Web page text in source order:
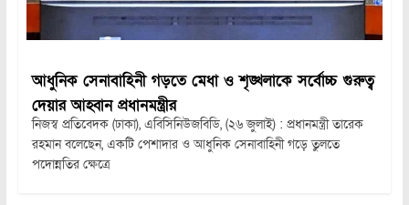
আধুনিক সেনাবাহিনী গড়তে মেধা ও শৃঙ্খলাকে সর্বোচ্চ গুরুত্ব
দেয়ার আহ্বান প্রধানমন্ত্রীর
নিজস্ব প্রতিবেদক (ঢাকা), এবিসিনিউজবিডি, (২৬ জুলাই) : প্রধানমন্ত্রী তারেক
রহমান বলেছেন, একটি পেশাদার ও আধুনিক সেনাবাহিনী গড়ে তুলতে
পদোন্নতির ক্ষেত্রে